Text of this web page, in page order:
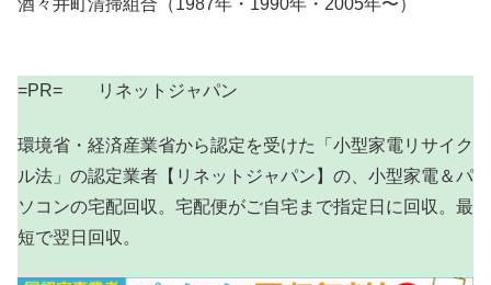
酒々井町清掃組合（1987年・1990年・2005年〜）
=PR= リネットジャパン
環境省・経済産業省から認定を受けた「小型家電リサイク
ル法」の認定業者【リネットジャパン】の、小型家電＆パ
ソコンの宅配回収。宅配便がご自宅まで指定日に回収。最
短で翌日回収。